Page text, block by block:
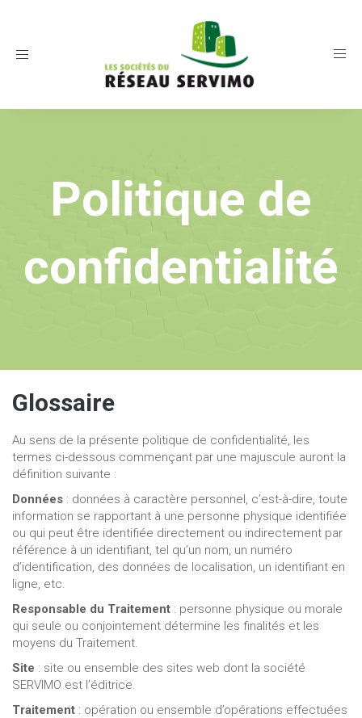
Toggle
Politique de
confidentialité
Glossaire
Au sens de la présente politique de confidentialité, les
termes ci-dessous commençant par une majuscule auront la
définition suivante :
Données : données à caractère personnel, c’est-à-dire, toute
information se rapportant à une personne physique identifiée
ou qui peut être identifiée directement ou indirectement par
référence à un identifiant, tel qu’un nom, un numéro
d’identification, des données de localisation, un identifiant en
ligne, etc.
Responsable du Traitement : personne physique ou morale
qui seule ou conjointement détermine les finalités et les
moyens du Traitement.
Site : site ou ensemble des sites web dont la société
SERVIMO est l’éditrice.
Traitement : opération ou ensemble d’opérations effectuées